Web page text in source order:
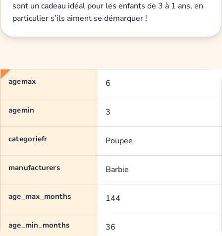
sont un cadeau idéal pour les enfants de 3 à 1 ans, en
particulier s’ils aiment se démarquer !
agemax 6
agemin 3
categoriefr Poupee
manufacturers Barbie
age_max_months 144
age_min_months 36